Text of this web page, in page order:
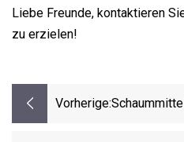
Liebe Freunde, kontaktieren
zu erzielen!
Vorherige: